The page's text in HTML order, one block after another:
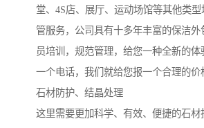
堂、4S店、展厅、运动场馆等其他类
管服务，公司具有十多年丰富的保洁外
员培训，规范管理，给您一种全新的
一个电话，我们就给您报一个合理的价
石材防护、结晶处理
这里需要更加科学、有效、便捷的石材